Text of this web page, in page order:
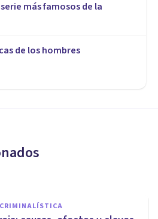
más famosos de la
de los hombres
detectarla